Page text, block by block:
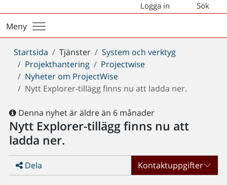
Logga in Sök
Meny
Du
är
här:
Startsida Tjänster
System och verktyg
Projekthantering
Projectwise
Nyheter om ProjectWise
Nytt Explorer-tillägg finns nu att ladda ner.
Denna nyhet är äldre än 6 månader
Nytt Explorer-tillägg finns nu att
ladda ner.
Dela Kontaktuppgifter